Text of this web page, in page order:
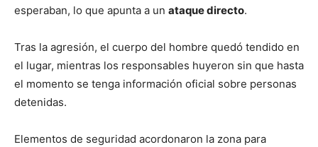
esperaban, lo que apunta a un ataque directo.
Tras la agresión, el cuerpo del hombre quedó tendido en
el lugar, mientras los responsables huyeron sin que hasta
el momento se tenga información oficial sobre personas
detenidas.
Elementos de seguridad acordonaron la zona para